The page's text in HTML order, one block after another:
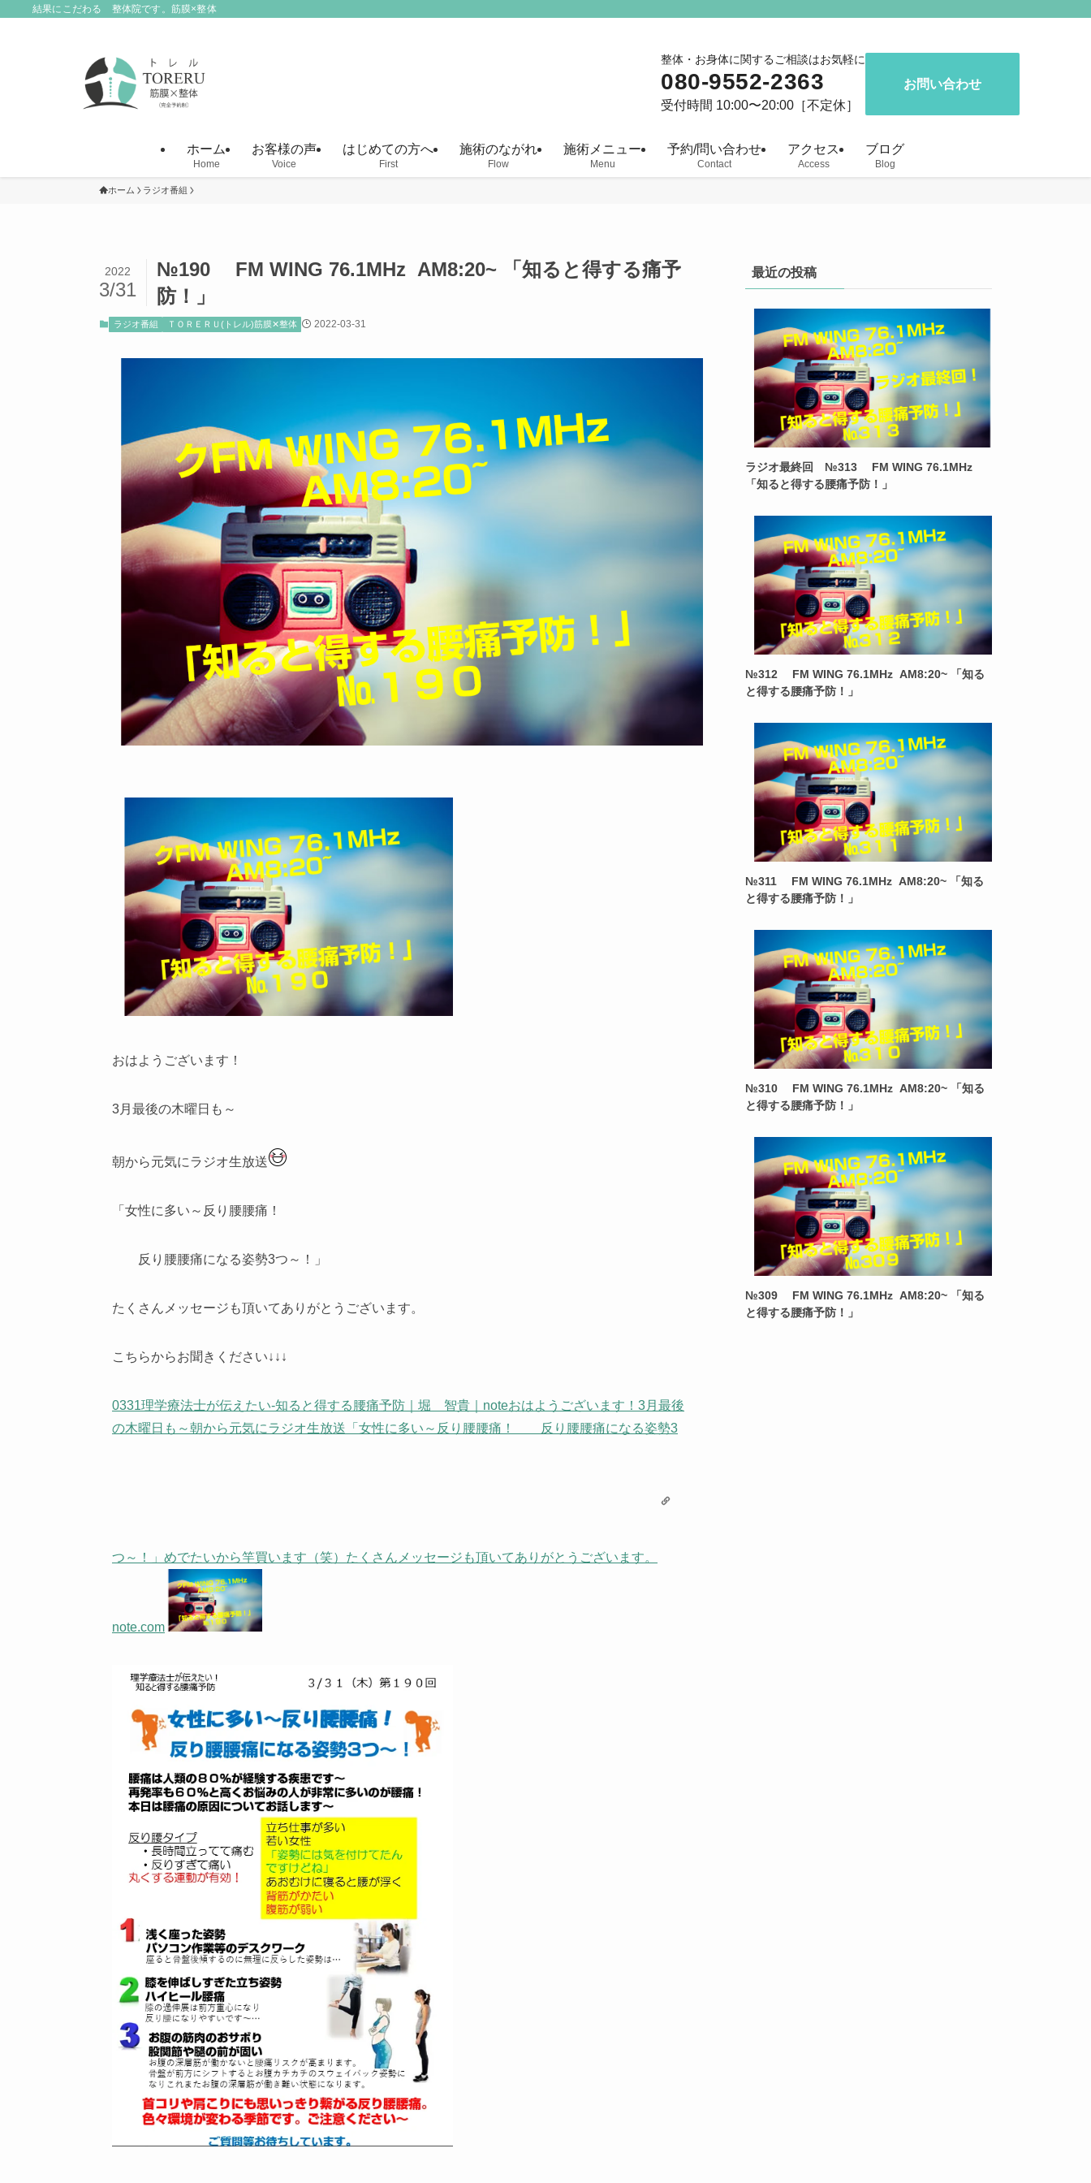
結果にこだわる 整体院です。筋膜×整体
ホーム
Home
お客様の声
Voice
はじめての方へ
First
施術のながれ
Flow
施術メニュー
Menu
予約/問い合わせ
Contact
アクセス
Access
ブログ
Blog
整体・お身体に関するご相談はお気軽に
080-9552-2363
受付時間 10:00〜20:00［不定休］
お問い合わせ
ホーム ラジオ番組
№190 FM WING 76.1MHz AM8:20~ 「知ると得する痛予
防！」
2022
3/31
ラジオ番組 ＴＯＲＥＲＵ(トレル)筋膜✕整体 2022-03-31
おはようございます！
3月最後の木曜日も～
朝から元気にラジオ生放送
「女性に多い～反り腰腰痛！
反り腰腰痛になる姿勢3つ～！」
たくさんメッセージも頂いてありがとうございます。
こちらからお聞きください↓↓↓
0331理学療法士が伝えたい-知ると得する腰痛予防｜堀 智貴｜noteおはようございます！3月最後
の木曜日も～朝から元気にラジオ生放送「女性に多い～反り腰腰痛！ 反り腰腰痛になる姿勢3
つ～！」めでたいから竿買います（笑）たくさんメッセージも頂いてありがとうございます。
note.com
最近の投稿
ラジオ最終回 №313 FM WING 76.1MHz
「知ると得する腰痛予防！」
№312 FM WING 76.1MHz AM8:20~ 「知る
と得する腰痛予防！」
№311 FM WING 76.1MHz AM8:20~ 「知る
と得する腰痛予防！」
№310 FM WING 76.1MHz AM8:20~ 「知る
と得する腰痛予防！」
№309 FM WING 76.1MHz AM8:20~ 「知る
と得する腰痛予防！」